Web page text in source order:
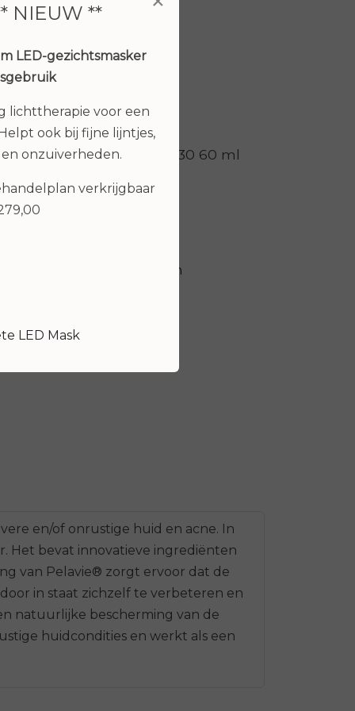
Juvi Protect spf30 60 ml
Bekijken
en/of onrustige huid en acne. In
Het bevat innovatieve ingrediënten
van Pelavie® zorgt ervoor dat de
in staat zichzelf te verbeteren en
natuurlijke bescherming van de
huidcondities en werkt als een
NIEUW **
LED-gezichtsmasker
lichttherapie voor een
ook bij fijne lijntjes,
onzuiverheden.
verkrijgbaar
LED Mask